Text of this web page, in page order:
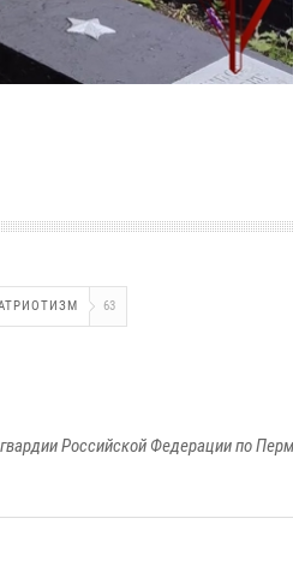
63
Российской Федерации по